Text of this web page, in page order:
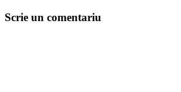
Scrie un comentariu